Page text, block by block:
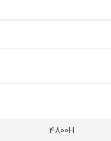
4800H